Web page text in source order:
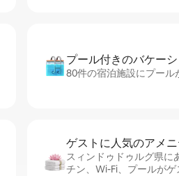
プール付きのバ⁠ケ⁠ー⁠
80件の宿泊施設にプール
ゲストに人⁠気⁠のア⁠メ⁠
スィンドゥドゥルグ県に
チン、Wi-Fi、プールが